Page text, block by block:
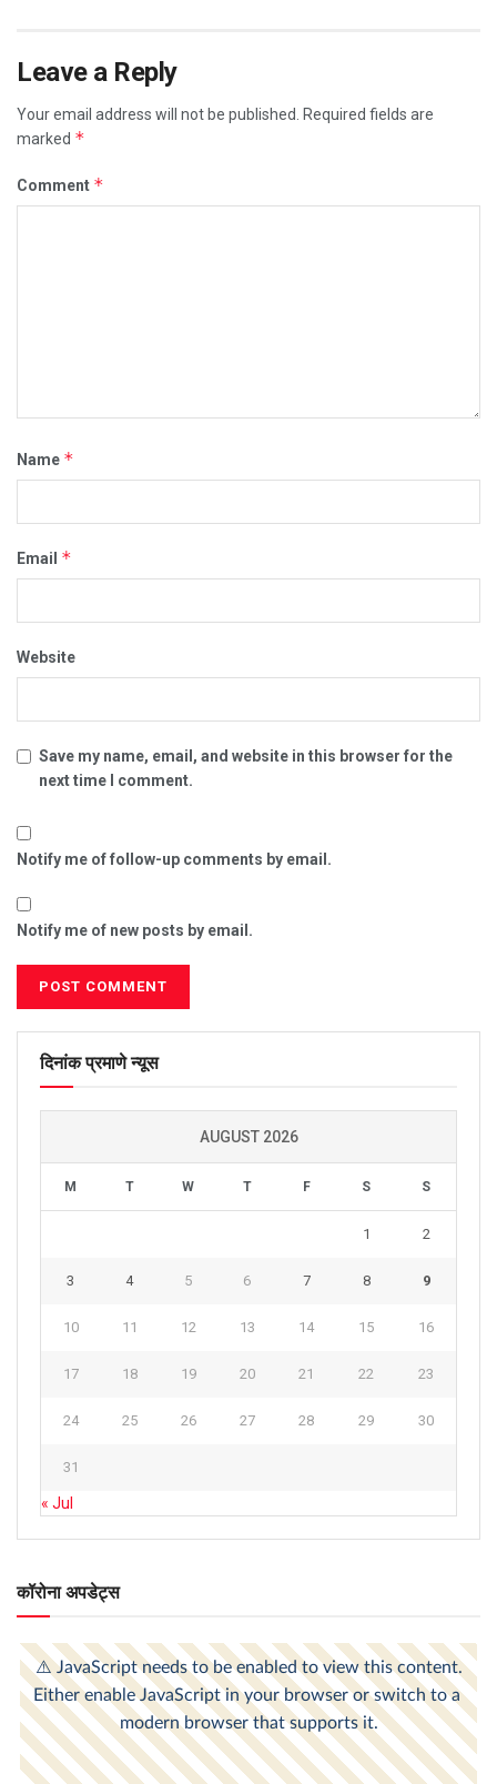
Leave a Reply
Your email address will not be published. Required fields are
marked *
Comment *
Name *
Email *
Website
Save my name, email, and website in this browser for the
next time I comment.
Notify me of follow-up comments by email.
Notify me of new posts by email.
दिनांक प्रमाणे न्यूस
AUGUST 2026
M T W T F S S
1 2
3 4 5 6 7 8 9
10 11 12 13 14 15 16
17 18 19 20 21 22 23
24 25 26 27 28 29 30
31
« Jul
कॉरोना अपडेट्स